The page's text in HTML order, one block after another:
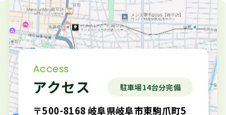
アクセス
Access
駐車場14台分完備
〒500-8168 岐阜県岐阜市東駒爪町5